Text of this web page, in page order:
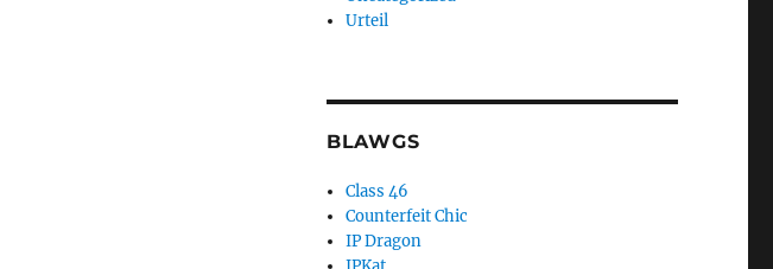
Urteil
BLAWGS
Class 46
Counterfeit Chic
IP Dragon